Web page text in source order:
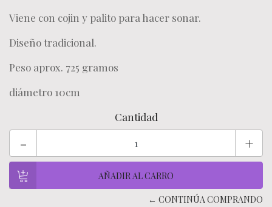
Viene con cojin y palito para hacer sonar.
Diseño tradicional.
Peso aprox. 725 gramos
diámetro 10cm
Cantidad
- +
← CONTINÚA COMPRANDO